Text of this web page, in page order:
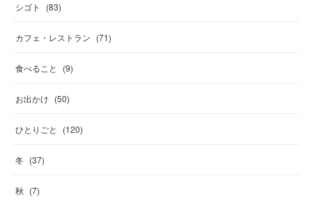
シゴト (83)
カフェ・レストラン (71)
食べること (9)
お出かけ (50)
ひとりごと (120)
冬 (37)
秋 (7)